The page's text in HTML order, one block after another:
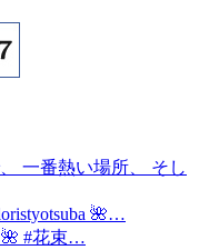
一番熱い場所、 そし
🌺…
🌺 #花束…